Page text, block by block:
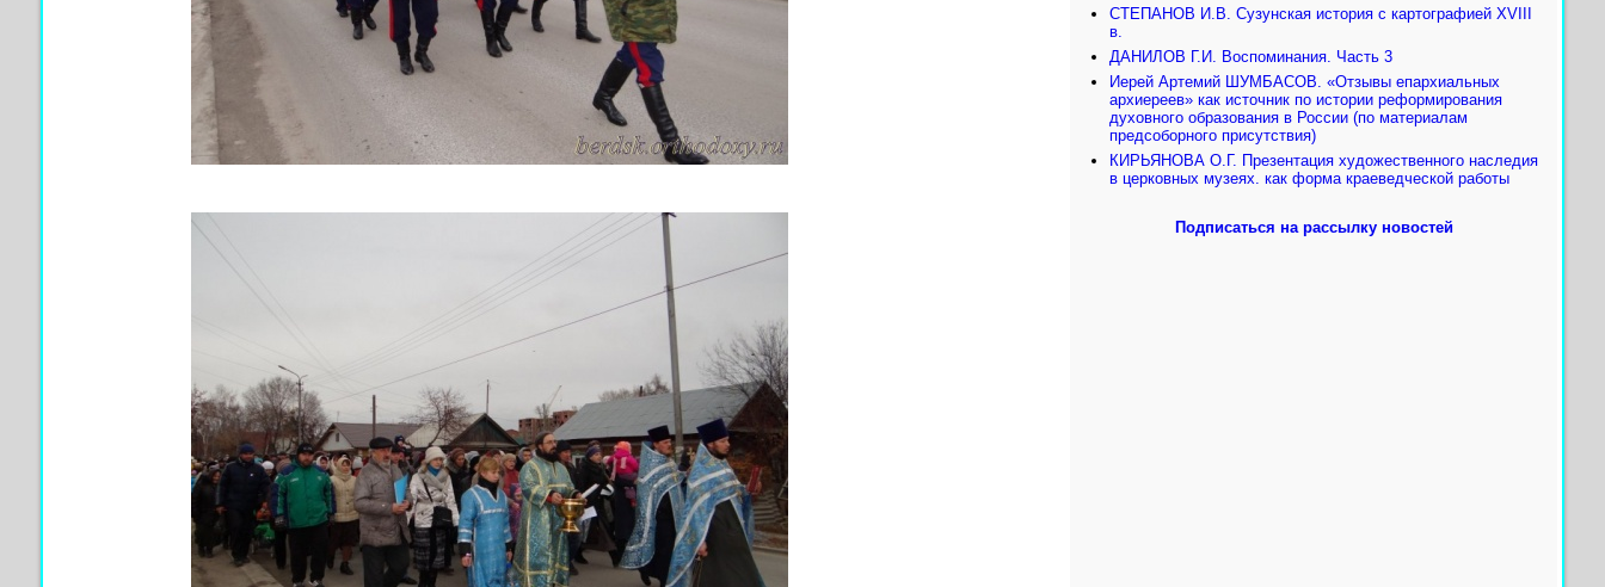
СТЕПАНОВ И.В. Сузунская история с картографией XVIII
в.
ДАНИЛОВ Г.И. Воспоминания. Часть 3
Иерей Артемий ШУМБАСОВ. «Отзывы епархиальных
архиереев» как источник по истории реформирования
духовного образования в России (по материалам
предсоборного присутствия)
КИРЬЯНОВА О.Г. Презентация художественного наследия
в церковных музеях. как форма краеведческой работы
Подписаться на рассылку новостей